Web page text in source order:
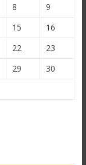
8
9
15
16
22
23
29
30